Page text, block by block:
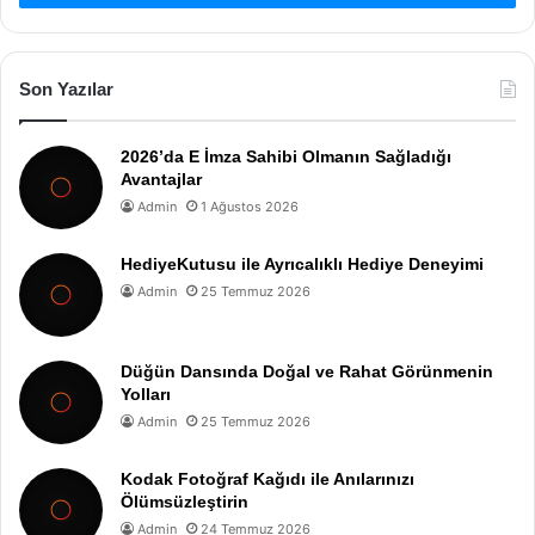
Son Yazılar
2026’da E İmza Sahibi Olmanın Sağladığı
Avantajlar
Admin 1 Ağustos 2026
HediyeKutusu ile Ayrıcalıklı Hediye Deneyimi
Admin 25 Temmuz 2026
Düğün Dansında Doğal ve Rahat Görünmenin
Yolları
Admin 25 Temmuz 2026
Kodak Fotoğraf Kağıdı ile Anılarınızı
Ölümsüzleştirin
Admin 24 Temmuz 2026